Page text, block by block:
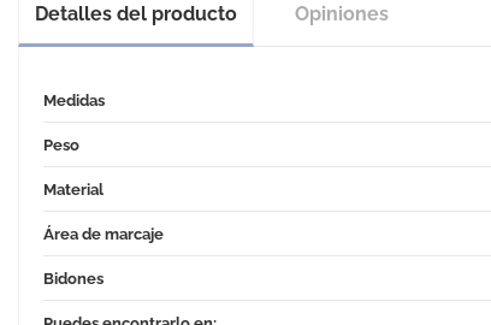
Detalles del producto Opiniones
Medidas
Peso
Material
Área de marcaje
Bidones